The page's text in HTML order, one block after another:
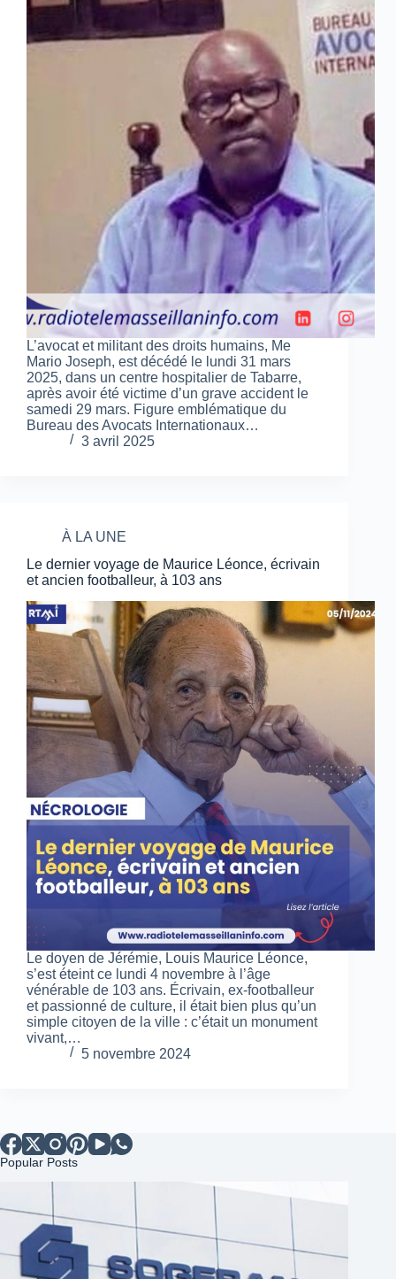
L’avocat et militant des droits humains, Me
Mario Joseph, est décédé le lundi 31 mars
2025, dans un centre hospitalier de Tabarre,
après avoir été victime d’un grave accident le
samedi 29 mars. Figure emblématique du
Bureau des Avocats Internationaux…
3 avril 2025
À LA UNE
Le dernier voyage de Maurice Léonce, écrivain
et ancien footballeur, à 103 ans
Le doyen de Jérémie, Louis Maurice Léonce,
s’est éteint ce lundi 4 novembre à l’âge
vénérable de 103 ans. Écrivain, ex-footballeur
et passionné de culture, il était bien plus qu’un
simple citoyen de la ville : c’était un monument
vivant,…
5 novembre 2024
Popular Posts